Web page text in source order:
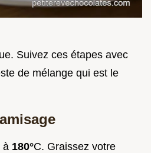
Suivez ces étapes avec
de mélange qui est le
à 180°C. Graissez votre